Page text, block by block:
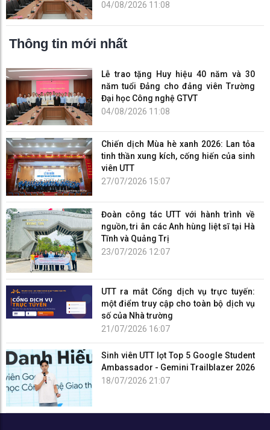
04/08/2026 11:08
Thông tin mới nhất
Lễ trao tặng Huy hiệu 40 năm và 30
năm tuổi Đảng cho đảng viên Trường
Đại học Công nghệ GTVT
04/08/2026 11:08
Chiến dịch Mùa hè xanh 2026: Lan tỏa
tinh thần xung kích, cống hiến của sinh
viên UTT
27/07/2026 15:07
Đoàn công tác UTT với hành trình về
nguồn, tri ân các Anh hùng liệt sĩ tại Hà
Tĩnh và Quảng Trị
23/07/2026 12:07
UTT ra mắt Cổng dịch vụ trực tuyến:
một điểm truy cập cho toàn bộ dịch vụ
số của Nhà trường
21/07/2026 16:07
Sinh viên UTT lọt Top 5 Google Student
Ambassador - Gemini Trailblazer 2026
18/07/2026 21:07